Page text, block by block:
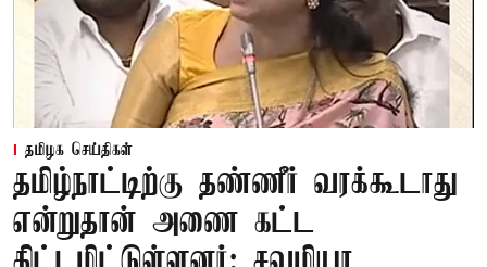
தமிழக செய்திகள்
தமிழ்நாட்டிற்கு தண்ணீர் வரக்கூடாது
என்றுதான் அணை கட்ட